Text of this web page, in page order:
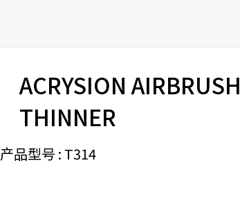
ACRYSION AIRBRUSH
THINNER
产品型号 : T314